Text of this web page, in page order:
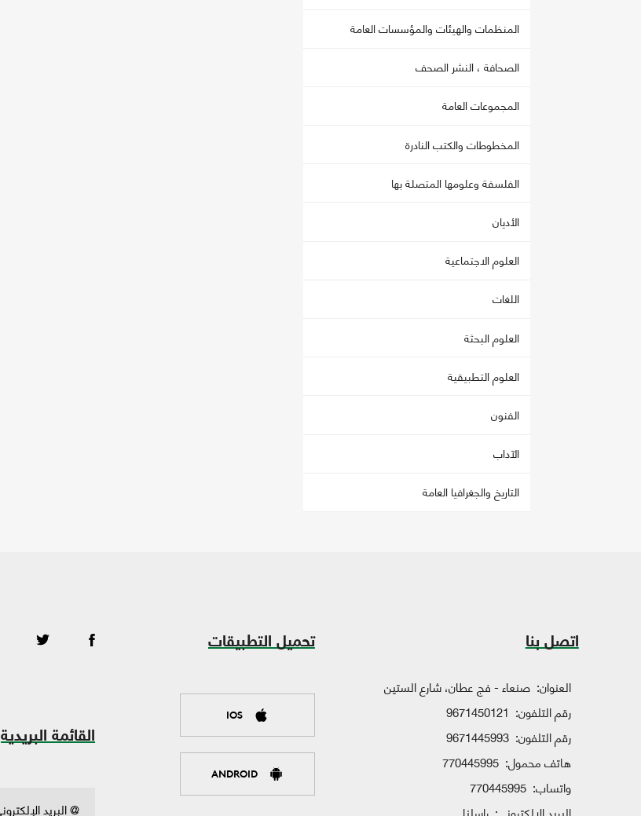
المنظمات والهيئات والمؤسسات العامة
الصحافة ، النشر الصحف
المجموعات العامة
المخطوطات والكتب النادرة
الفلسفة وعلومها المتصلة بها
الأديان
العلوم الاجتماعية
اللغات
العلوم البحثة
العلوم التطبيقية
الفنون
الآداب
التاريخ والجغرافيا العامة
اتصل بنا
العنوان: صنعاء - فج عطان، شارع الستين
رقم التلفون: 9671450121
رقم التلفون: 9671445993
هاتف محمول: 770445995
واتساب: 770445995
تحميل التطبيقات
IOS
ANDROID
القائمة البريدية